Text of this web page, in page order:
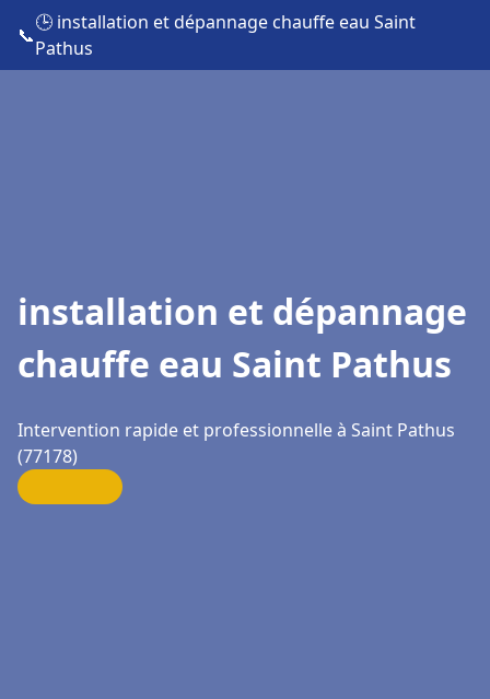
📞
🕒 installation et dépannage chauffe eau Saint
Pathus
installation et dépannage
chauffe eau Saint Pathus
Intervention rapide et professionnelle à Saint Pathus
(77178)